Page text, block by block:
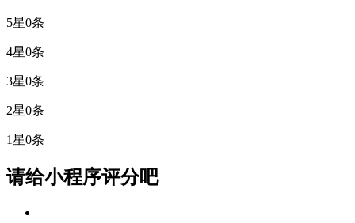
5星0条
4星0条
3星0条
2星0条
1星0条
请给小程序评分吧